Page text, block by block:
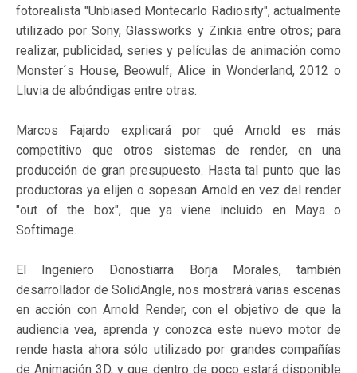
fotorealista "Unbiased Montecarlo Radiosity", actualmente
utilizado por Sony, Glassworks y Zinkia entre otros; para
realizar, publicidad, series y películas de animación como
Monster´s House, Beowulf, Alice in Wonderland, 2012 o
Lluvia de albóndigas entre otras.
Marcos Fajardo explicará por qué Arnold es más
competitivo que otros sistemas de render, en una
producción de gran presupuesto. Hasta tal punto que las
productoras ya elijen o sopesan Arnold en vez del render
"out of the box", que ya viene incluido en Maya o
Softimage.
El Ingeniero Donostiarra Borja Morales, también
desarrollador de SolidAngle, nos mostrará varias escenas
en acción con Arnold Render, con el objetivo de que la
audiencia vea, aprenda y conozca este nuevo motor de
rende hasta ahora sólo utilizado por grandes compañías
de Animación 3D, y que dentro de poco estará disponible